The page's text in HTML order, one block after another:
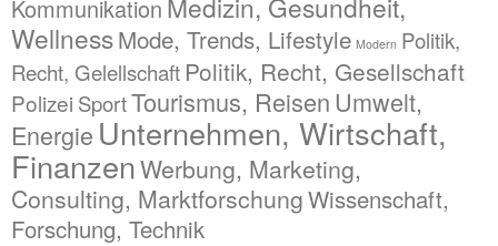
Kommunikation
WellnessMode, Trends, Lifestyle Modern Politik,
Recht, Gelellschaft Politik, Recht, Gesellschaft
Polizei SportTourismus, Reisen Umwelt,
Energie Unternehmen, Wirtschaft,
FinanzenWerbung, Marketing,
Consulting, MarktforschungWissenschaft,
Forschung, Technik